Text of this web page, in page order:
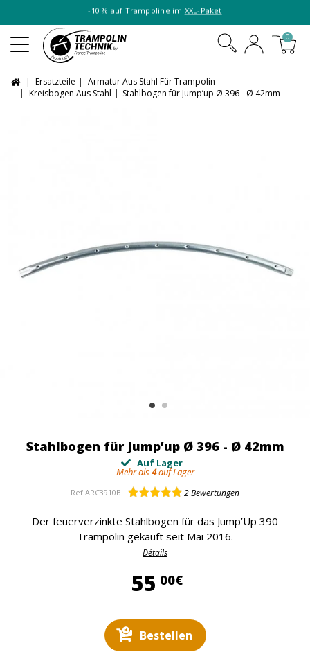
-10 % auf Trampoline imXXL-Paket
0
Ersatzteile
Armatur Aus Stahl Für Trampolin
Kreisbogen Aus Stahl
Stahlbogen für Jump’up Ø 396 - Ø 42mm
Stahlbogen für Jump’up Ø 396 - Ø 42mm
Auf Lager
Mehr als4auf Lager
Ref ARC3910B 2Bewertungen
Der feuerverzinkte Stahlbogen für das Jump’Up 390
Trampolin gekauft seit Mai 2016.
Détails
55 00€55,00 €
Bestellen